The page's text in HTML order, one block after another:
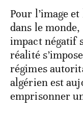
Pour l’image
dans le
impact négatif
réalité
régimes
algérien est
emprisonner